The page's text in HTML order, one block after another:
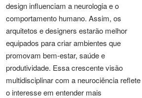
design influenciam a neurologia e o
comportamento humano. Assim, os
arquitetos e designers estarão melhor
equipados para criar ambientes que
promovam bem-estar, saúde e
produtividade. Essa crescente visão
multidisciplinar com a neurociência reflete
o interesse em entender mais